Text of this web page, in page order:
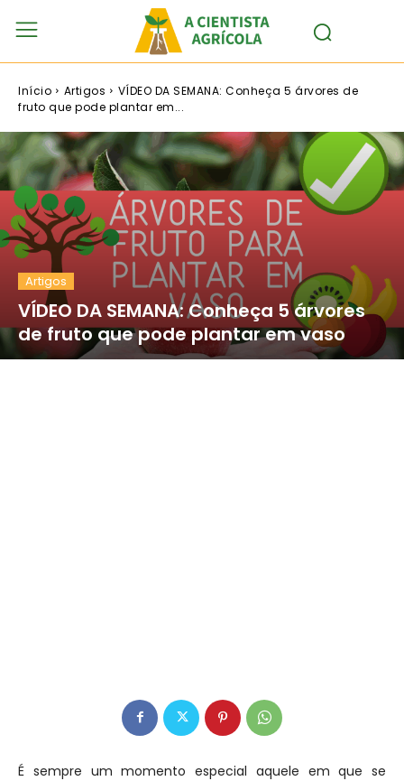
Início Artigos
VÍDEO DA SEMANA: Conheça 5 árvores de
fruto que pode plantar em...
Artigos
VÍDEO DA SEMANA: Conheça 5 árvores
de fruto que pode plantar em vaso
É sempre um momento especial aquele em que se